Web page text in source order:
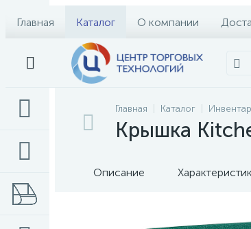
Главная Каталог О компании
Главная Каталог
Крышка
Описание